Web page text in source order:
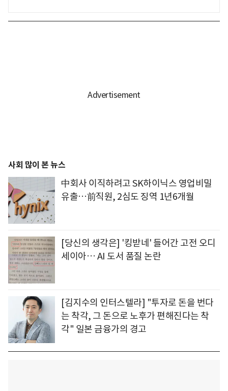
사회 많이 본 뉴스
中회사 이직하려고 SK하이닉스 영업비밀
유출…前직원, 2심도 징역 1년6개월
[당신의 생각은] '킹받네' 들어간 고전 오디
세이아… AI 도서 품질 논란
[김지수의 인터스텔라] "투자로 돈을 번다
는 착각, 그 돈으로 노후가 편해진다는 착
각" 일본 금융가의 경고